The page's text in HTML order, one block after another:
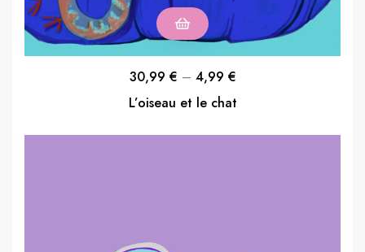
L’oiseau et le chat
4,99 €
–
30,99 €